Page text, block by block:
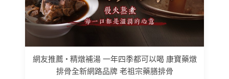
網友推薦 • 精燉補湯 一年四季都可以喝 康寶藥燉
排骨全新網路品牌 老祖宗藥膳排骨